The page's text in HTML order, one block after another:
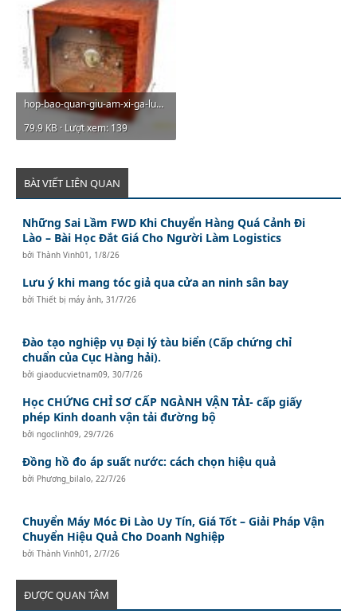
hop-bao-quan-giu-am-xi-ga-lubinski-phu-kien-xi-ga-ra932-03.jpg
79.9 KB · Lượt xem: 139
BÀI VIẾT LIÊN QUAN
Những Sai Lầm FWD Khi Chuyển Hàng Quá Cảnh Đi
Lào – Bài Học Đắt Giá Cho Người Làm Logistics
bởiThành Vinh01, 1/8/26
Lưu ý khi mang tóc giả qua cửa an ninh sân bay
bởiThiết bị máy ảnh,31/7/26
Đào tạo nghiệp vụ Đại lý tàu biển (Cấp chứng chỉ
chuẩn của Cục Hàng hải).
bởigiaoducvietnam09,30/7/26
Học CHỨNG CHỈ SƠ CẤP NGÀNH VẬN TẢI- cấp giấy
phép Kinh doanh vận tải đường bộ
bởingoclinh09,29/7/26
Đồng hồ đo áp suất nước: cách chọn hiệu quả
bởi Phương_bilalo,22/7/26
Chuyển Máy Móc Đi Lào Uy Tín, Giá Tốt – Giải Pháp Vận
Chuyển Hiệu Quả Cho Doanh Nghiệp
bởiThành Vinh01,2/7/26
ĐƯỢC QUAN TÂM